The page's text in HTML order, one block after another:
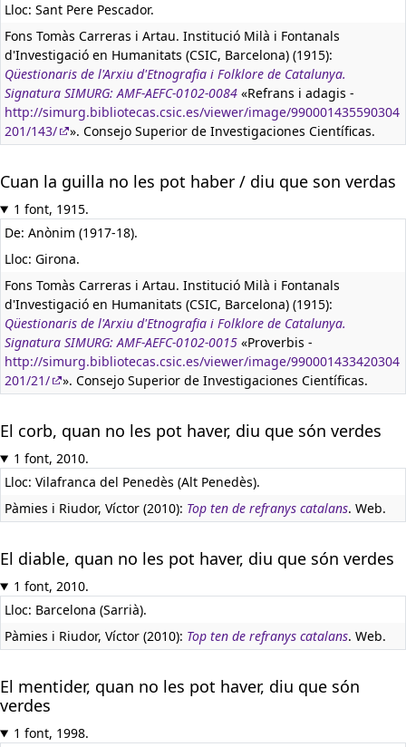
Lloc: Sant Pere Pescador.
Fons Tomàs Carreras i Artau. Institució Milà i Fontanals
d'Investigació en Humanitats (CSIC, Barcelona) (1915):
Qüestionaris de l'Arxiu d'Etnografia i Folklore de Catalunya.
Signatura SIMURG: AMF-AEFC-0102-0084 «Refrans i adagis -
http://simurg.bibliotecas.csic.es/viewer/image/990001435590304
201/143/
». Consejo Superior de Investigaciones Científicas.
Cuan la guilla no les pot haber / diu que son verdas
1 font, 1915.
De: Anònim (1917-18).
Lloc: Girona.
Fons Tomàs Carreras i Artau. Institució Milà i Fontanals
d'Investigació en Humanitats (CSIC, Barcelona) (1915):
Qüestionaris de l'Arxiu d'Etnografia i Folklore de Catalunya.
Signatura SIMURG: AMF-AEFC-0102-0015 «Proverbis -
http://simurg.bibliotecas.csic.es/viewer/image/990001433420304
201/21/
». Consejo Superior de Investigaciones Científicas.
El corb, quan no les pot haver, diu que són verdes
1 font, 2010.
Lloc: Vilafranca del Penedès (Alt Penedès).
Pàmies i Riudor, Víctor (2010): Top ten de refranys catalans. Web.
El diable, quan no les pot haver, diu que són verdes
1 font, 2010.
Lloc: Barcelona (Sarrià).
Pàmies i Riudor, Víctor (2010): Top ten de refranys catalans. Web.
El mentider, quan no les pot haver, diu que són
verdes
1 font, 1998.